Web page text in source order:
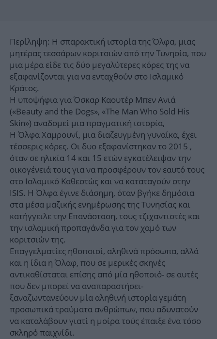
Περίληψη: Η σπαρακτική ιστορία της Όλφα, μιας
μητέρας τεσσάρων κοριτσιών από την Τυνησία, που
μια μέρα είδε τις δύο μεγαλύτερες κόρες της να
εξαφανίζονται για να ενταχθούν στο Ισλαμικό
Κράτος.
Η υποψήφια για Όσκαρ Καουτέρ Μπεν Ανιά
(«Beauty and the Dogs», «The Man Who Sold His
Skin») αναδομεί μια πραγματική ιστορία,
Η Όλφα Χαμρουνί, μια διαζευγμένη γυναίκα, έχει
τέσσερις κόρες. Οι δυο εξαφανίστηκαν το 2015 ,
όταν σε ηλικία 14 και 15 ετών εγκατέλειψαν την
οικογένειά τους για να προσφέρουν τον εαυτό τους
στο Ισλαμικό Καθεστώς και να καταταγούν στην
ISIS. Η Όλφα έγινε διάσημη, όταν βγήκε δημόσια
στα μέσα μαζικής ενημέρωσης της Τυνησίας και
κατήγγειλε την Επανάσταση, τους τζιχαντιστές και
την ισλαμική προπαγάνδα για τον χαμό των
κοριτσιών της.
Επαγγελματίες ηθοποιοί, αληθινά πρόσωπα, αλλά
και η ίδια η Όλαφ, που σε μερικές σκηνές
αντικαθίσταται επίσης από μία ηθοποιό- σε αυτές
που δεν μπορεί να αναπαραστήσει-
ξαναζωντανεύουν μία αληθινή ιστορία γεμάτη
προσωπικά τραύματα ανθρώπων, που αδυνατούν
να καταλάβουν γιατί η μοίρα τούς έπαιξε ένα τόσο
σκληρό παιχνίδι.